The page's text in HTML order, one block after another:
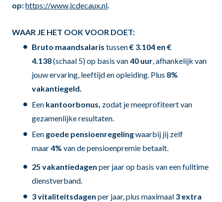
op:https://www.jcdecaux.nl.
WAAR JE HET OOK VOOR DOET:
Bruto maandsalaris tussen€ 3.104 en €
4.138(schaal 5) op basis van40 uur, afhankelijk van
jouw ervaring, leeftijd en opleiding. Plus 8%
vakantiegeld.
Een kantoorbonus, zodat je meeprofiteert van
gezamenlijke resultaten.
Een goede pensioenregelingwaarbij jij zelf
maar4% van de pensioenpremie betaalt.
25 vakantiedagen per jaar op basis van een fulltime
dienstverband.
3 vitaliteitsdagen per jaar, plus maximaal 3 extra